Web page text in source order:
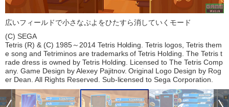
広いフィールドで小さなぷよをひたすら消していくモード
(C) SEGA
Tetris (R) & (C) 1985～2014 Tetris Holding. Tetris logos, Tetris them
e song and Tetriminos are trademarks of Tetris Holding. The Tetris t
rade dress is owned by Tetris Holding. Licensed to The Tetris Comp
any. Game Design by Alexey Pajitnov. Original Logo Design by Rog
er Dean. All Rights Reserved. Sub-licensed to Sega Corporation.